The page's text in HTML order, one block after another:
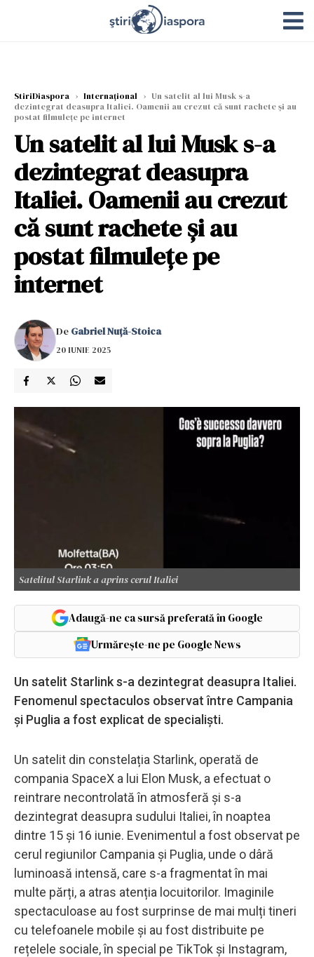
StiriDiaspora › Internațional › Un satelit al lui Musk s-a
dezintegrat deasupra Italiei. Oamenii au crezut că sunt rachete și au
postat filmulețe pe internet
Un satelit al lui Musk s-a
dezintegrat deasupra
Italiei. Oamenii au crezut
că sunt rachete și au
postat filmulețe pe
internet
De Gabriel Nuță-Stoica
20 IUNIE 2025
Satelitul Starlink a aprins cerul Italiei
Adaugă-ne ca sursă preferată în Google
Urmărește-ne pe Google News
Un satelit Starlink s-a dezintegrat deasupra Italiei.
Fenomenul spectaculos observat între Campania
și Puglia a fost explicat de specialiști.
Un satelit din constelația Starlink, operată de
compania SpaceX a lui Elon Musk, a efectuat o
reintrare necontrolată în atmosferă și s-a
dezintegrat deasupra sudului Italiei, în noaptea
dintre 15 și 16 iunie. Evenimentul a fost observat pe
cerul regiunilor Campania și Puglia, unde o dâră
luminoasă intensă, care s-a fragmentat în mai
multe părți, a atras atenția locuitorilor. Imaginile
spectaculoase au fost surprinse de mai mulți tineri
cu telefoanele mobile și au fost distribuite pe
rețelele sociale, în special pe TikTok și Instagram,